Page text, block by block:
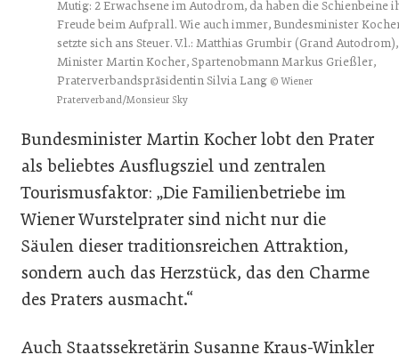
Mutig: 2 Erwachsene im Autodrom, da haben die Schienbeine
Freude beim Aufprall. Wie auch immer, Bundesminister
setzte sich ans Steuer. V.l.: Matthias Grumbir (Grand Autodrom),
Minister Martin Kocher, Spartenobmann Markus Grießler,
Praterverbandspräsidentin Silvia Lang © Wiener
Praterverband/Monsieur Sky
Bundesminister Martin Kocher lobt den Prater
als beliebtes Ausflugsziel und zentralen
Tourismusfaktor: „Die Familienbetriebe im
Wiener Wurstelprater sind nicht nur die
Säulen dieser traditionsreichen Attraktion,
sondern auch das Herzstück, das den Charme
des Praters ausmacht.“
Auch Staatssekretärin Susanne Kraus-Winkler